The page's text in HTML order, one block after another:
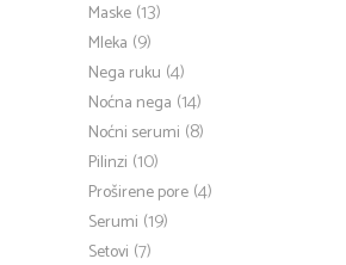
Maske (13)
Mleka (9)
Nega ruku (4)
Noćna nega (14)
Noćni serumi (8)
Pilinzi (10)
Proširene pore (4)
Serumi (19)
Setovi (7)